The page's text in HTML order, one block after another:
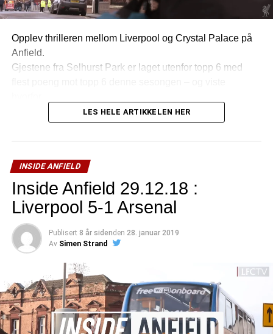
Opplev thrilleren mellom Liverpool og Crystal Palace på
Anfield.
Gjestene fra Selhurst Park er laget utenfor topp 6 med
LES HELE ARTIKKELEN HER
INSIDE ANFIELD
Inside Anfield 29.12.18 :
Liverpool 5-1 Arsenal
Publisert 8 år sidenden 28. januar 2019
Av Simen Strand